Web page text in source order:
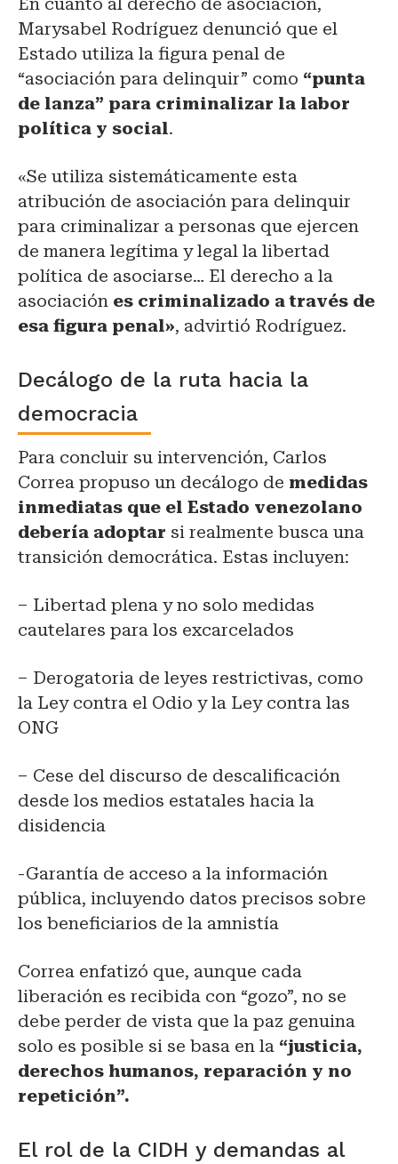
En cuanto al derecho de asociación,
Marysabel Rodríguez denunció que el
Estado utiliza la figura penal de
“asociación para delinquir” como “punta
de lanza” para criminalizar la labor
política y social.
«Se utiliza sistemáticamente esta
atribución de asociación para delinquir
para criminalizar a personas que ejercen
de manera legítima y legal la libertad
política de asociarse… El derecho a la
asociación es criminalizado a través de
esa figura penal», advirtió Rodríguez.
Decálogo de la ruta hacia la
democracia
Para concluir su intervención, Carlos
Correa propuso un decálogo de medidas
inmediatas que el Estado venezolano
debería adoptar si realmente busca una
transición democrática. Estas incluyen:
– Libertad plena y no solo medidas
cautelares para los excarcelados
– Derogatoria de leyes restrictivas, como
la Ley contra el Odio y la Ley contra las
ONG
– Cese del discurso de descalificación
desde los medios estatales hacia la
disidencia
-Garantía de acceso a la información
pública, incluyendo datos precisos sobre
los beneficiarios de la amnistía
Correa enfatizó que, aunque cada
liberación es recibida con “gozo”, no se
debe perder de vista que la paz genuina
solo es posible si se basa en la “justicia,
derechos humanos, reparación y no
repetición”.
El rol de la CIDH y demandas al